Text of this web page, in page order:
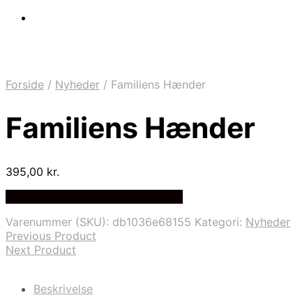
Forside / Nyheder / Familiens Hænder
Familiens Hænder
395,00 kr.
Varenummer (SKU): db1036e68155 Kategori: Nyheder
Previous Product
Next Product
Beskrivelse